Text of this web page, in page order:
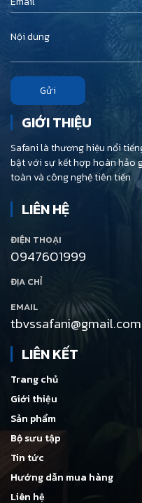
Gửi
GIỚI THIỆU
Safani là thương hiệu nổi
bật với sự kết hợp hoàn hảo
toàn và công nghệ tiên tiến
LIÊN HỆ
ĐIỆN THOẠI
0947601999
ĐỊA CHỈ
EMAIL
tbvssafani@gmail.com
LIÊN KẾT
Trang chủ
Giới thiệu
Sản phẩm
Bộ sưu tập
Tin tức
Hướng dẫn mua hàng
Liên hệ